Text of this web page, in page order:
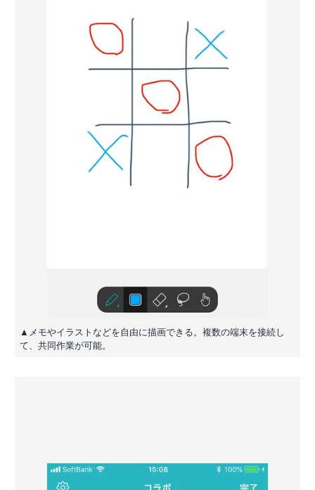
▲メモやイラストなどを自由に描画できる。複数の端末を接続し
て、共同作業が可能。